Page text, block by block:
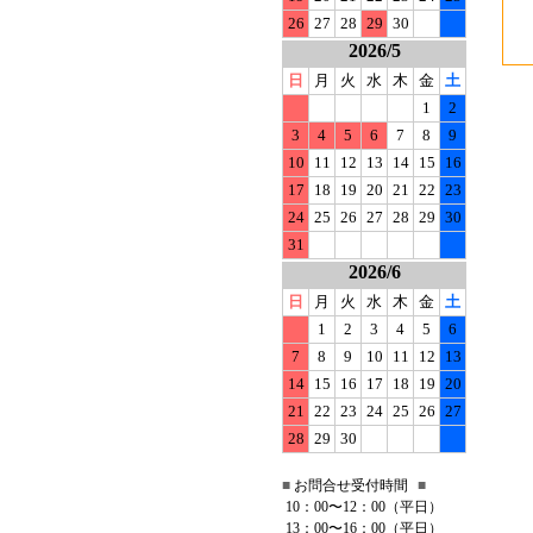
26 27 28 29 30
2026/5
日 月 火 水 木 金 土
1
2
3
4 5 6 7 8
9
10
11 12 13 14 15
16
17
18 19 20 21 22 23
24 25 26 27 28 29 30
31
2026/6
日 月 火 水 木 金 土
1
2 3 4 5
6
7
8 9 10 11 12
13
14
15 16 17 18 19 20
21 22 23 24 25 26 27
28 29 30
■ お問合せ受付時間
■
10：00〜12：00（平日）
13：00〜16：00（平日）